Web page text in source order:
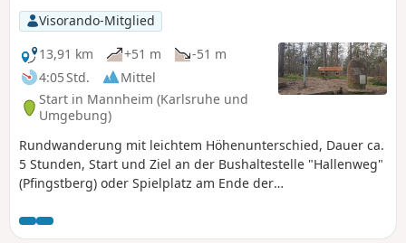
Visorando-Mitglied
13,91 km
+51 m
-51 m
4:05 Std.
Mittel
Start in Mannheim (Karlsruhe und
Umgebung)
Rundwanderung mit leichtem Höhenunterschied, Dauer ca.
5 Stunden, Start und Ziel an der Bushaltestelle "Hallenweg"
(Pfingstberg) oder Spielplatz am Ende der
Highlights: NSG Hirschacker/Dossenheim, höchster
natürlicher Punkt Mannheims, Kühbrunnen, Flugsanddüne,